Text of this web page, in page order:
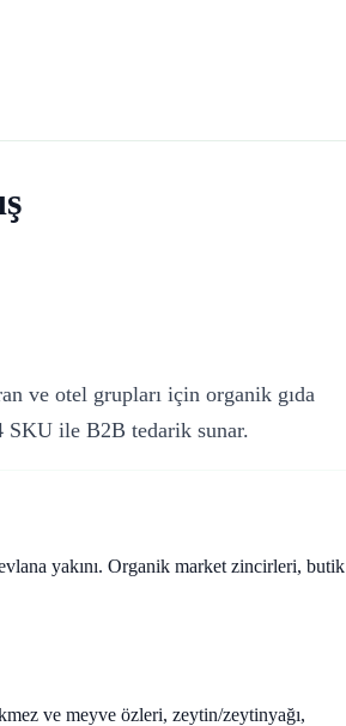
ve otel grupları için organik gıda
SKU ile B2B tedarik sunar.
yakını. Organik market zincirleri, butik
ve meyve özleri, zeytin/zeytinyağı,